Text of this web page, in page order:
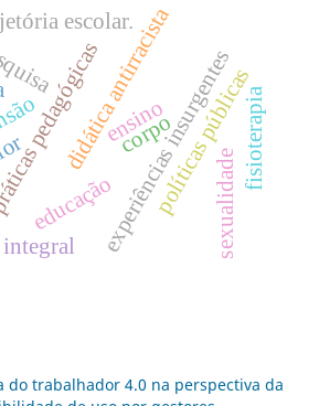
educação
corpo
ensino
didática antirracista
experiências insurgentes
integral
políticas públicas
escolar.
fisioterapia
sexualidade
do trabalhador 4.0 na perspectiva da